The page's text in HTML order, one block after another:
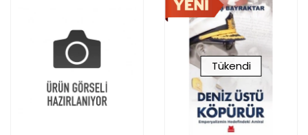
Tükendi